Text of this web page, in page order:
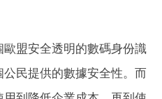
盟安全透明的數碼身份識
民提供的數據安全性。而